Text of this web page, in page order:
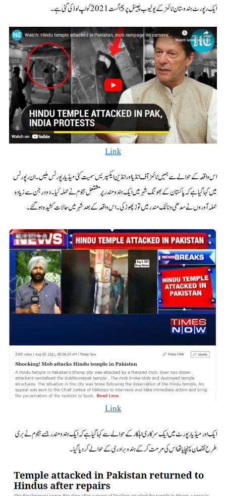
ایک رپورٹ ہندوستان ٹائمز کے یوٹیوب چینل پر 5 اگست 2021 کو اپ لوڈ کی گئی ہے۔
Link
اس واقعہ کے حوالے سے ہمیں ٹائمز آف انڈیا اور انڈین ایکسپریس سمیت کئی میڈیا رپورٹس ملیں۔ ان رپورٹس
میں کہا گیا ہے کہ پاکستان کے بھونگ شہر میں ایک ہندو مندر پر مشتعل ہجوم نے حملہ کیا۔ دو درجن سے زیادہ
حملہ آوروں نے سدھی ونائک مندر میں توڑ پھوڑ کی۔ اس واقعہ کے بعد شہر میں حالات کشیدہ ہو گئے۔
Link
ایک اور میڈیا رپورٹ میں ایک سرکاری اہلکار کے حوالے سے کہا گیا ہے کہ ایک ہندو مندر جسے ہجوم نے بری
طرح نقصان پہنچایا تھا اس کی مرمت کر کے ہندو برادری کے حوالے کر دیا گیا۔